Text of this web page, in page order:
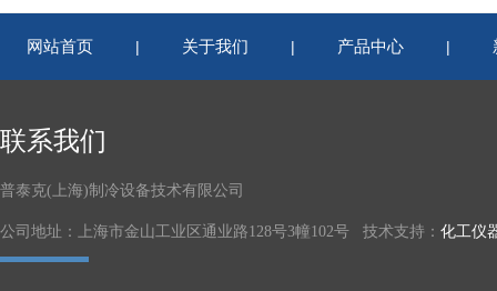
网站首页 | 关于我们 | 产品中心 |
联系我们
普泰克(上海)制冷设备技术有限公司
公司地址：上海市金山工业区通业路128号3幢102号 技术支持： 化工仪